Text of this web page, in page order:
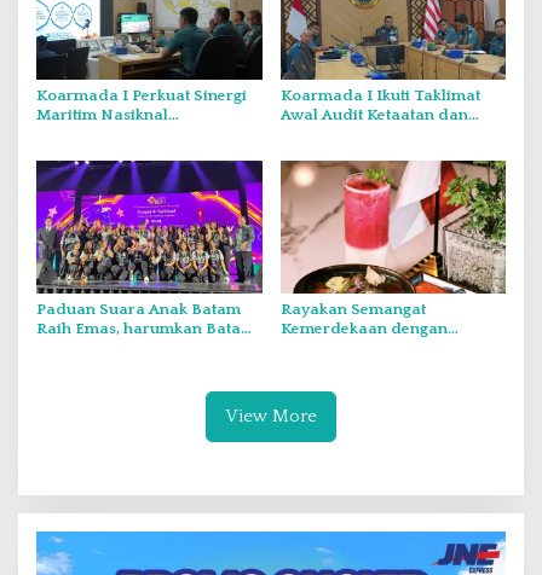
Koarmada I Perkuat Sinergi
Maritim Nasiknal
Laut Natuna Utara
Koarmada I Ikuti Taklimat
Awal Audit Ketaatan dan
Paduan Suara Anak Batam
Raih Emas, harumkan Batam
Rayakan Semangat
Kemerdekaan dengan
View More